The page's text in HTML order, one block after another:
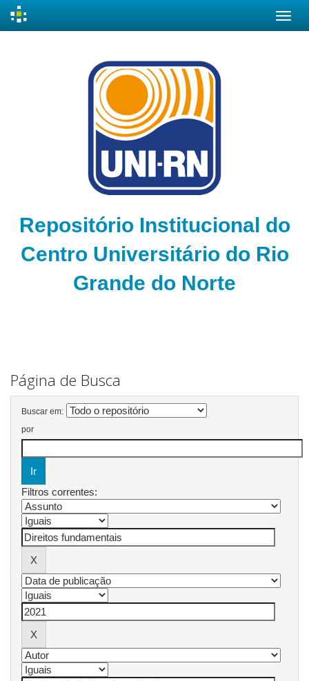
Repositório Institucional do
Centro Universitário do Rio
Grande do Norte
Página de Busca
Buscar em:
por
Filtros correntes: